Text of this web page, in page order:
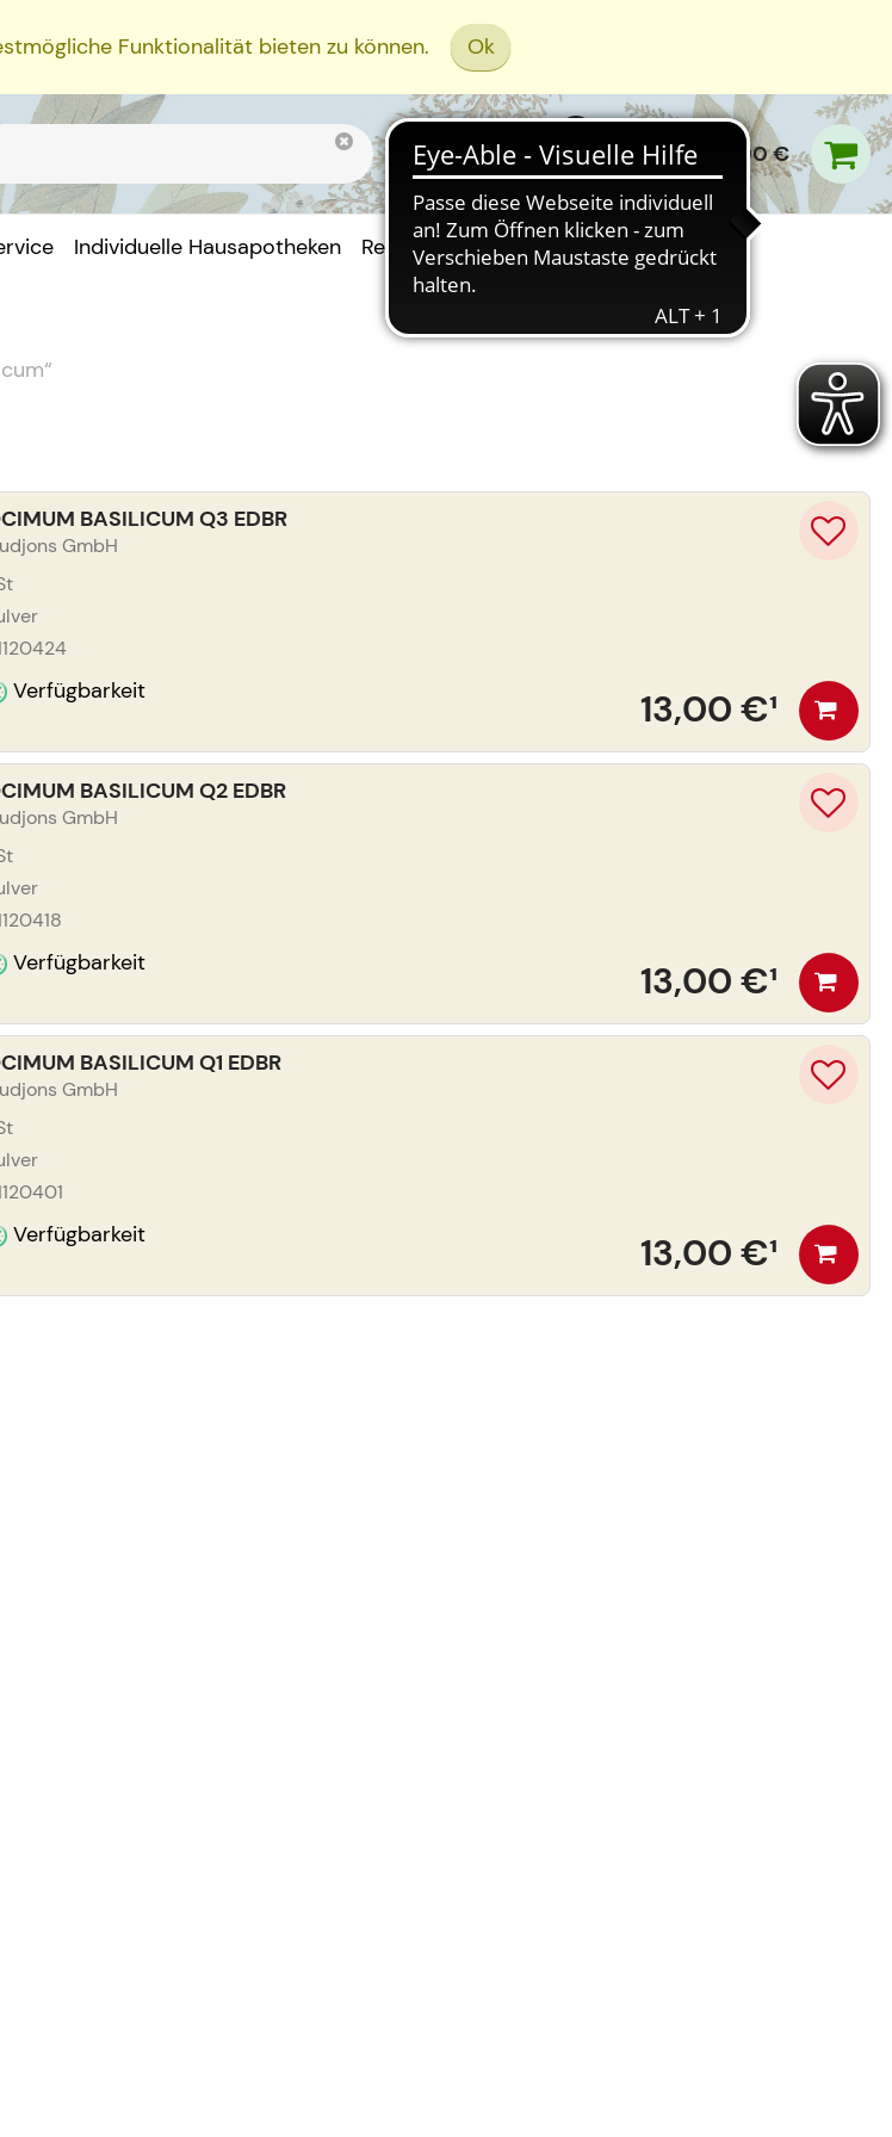
Funktionalität bieten zu können. Ok
0,00 €
Individuelle Hausapotheken Rezept Einreichen
“
BASILICUM Q3 EDBR
GmbH
Verfügbarkeit 13,00 €¹
BASILICUM Q2 EDBR
GmbH
Verfügbarkeit 13,00 €¹
BASILICUM Q1 EDBR
GmbH
Verfügbarkeit 13,00 €¹